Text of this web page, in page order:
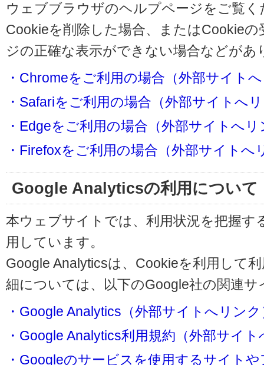
ウェブブラウザのヘルプページをご覧く
Cookieを削除した場合、またはCookie
ジの正確な表示ができない場合などが
・Chromeをご利用の場合（外部サイト
・Safariをご利用の場合（外部サイトへ
・Edgeをご利用の場合（外部サイトへリ
・Firefoxをご利用の場合（外部サイトへ
Google Analyticsの利用について
本ウェブサイトでは、利用状況を把握す
用しています。
Google Analyticsは、Cookieを利用して
細については、以下のGoogle社の関連
・Google Analytics（外部サイトへリンク
・Google Analytics利用規約（外部サイ
・Googleのサービスを使用するサイト